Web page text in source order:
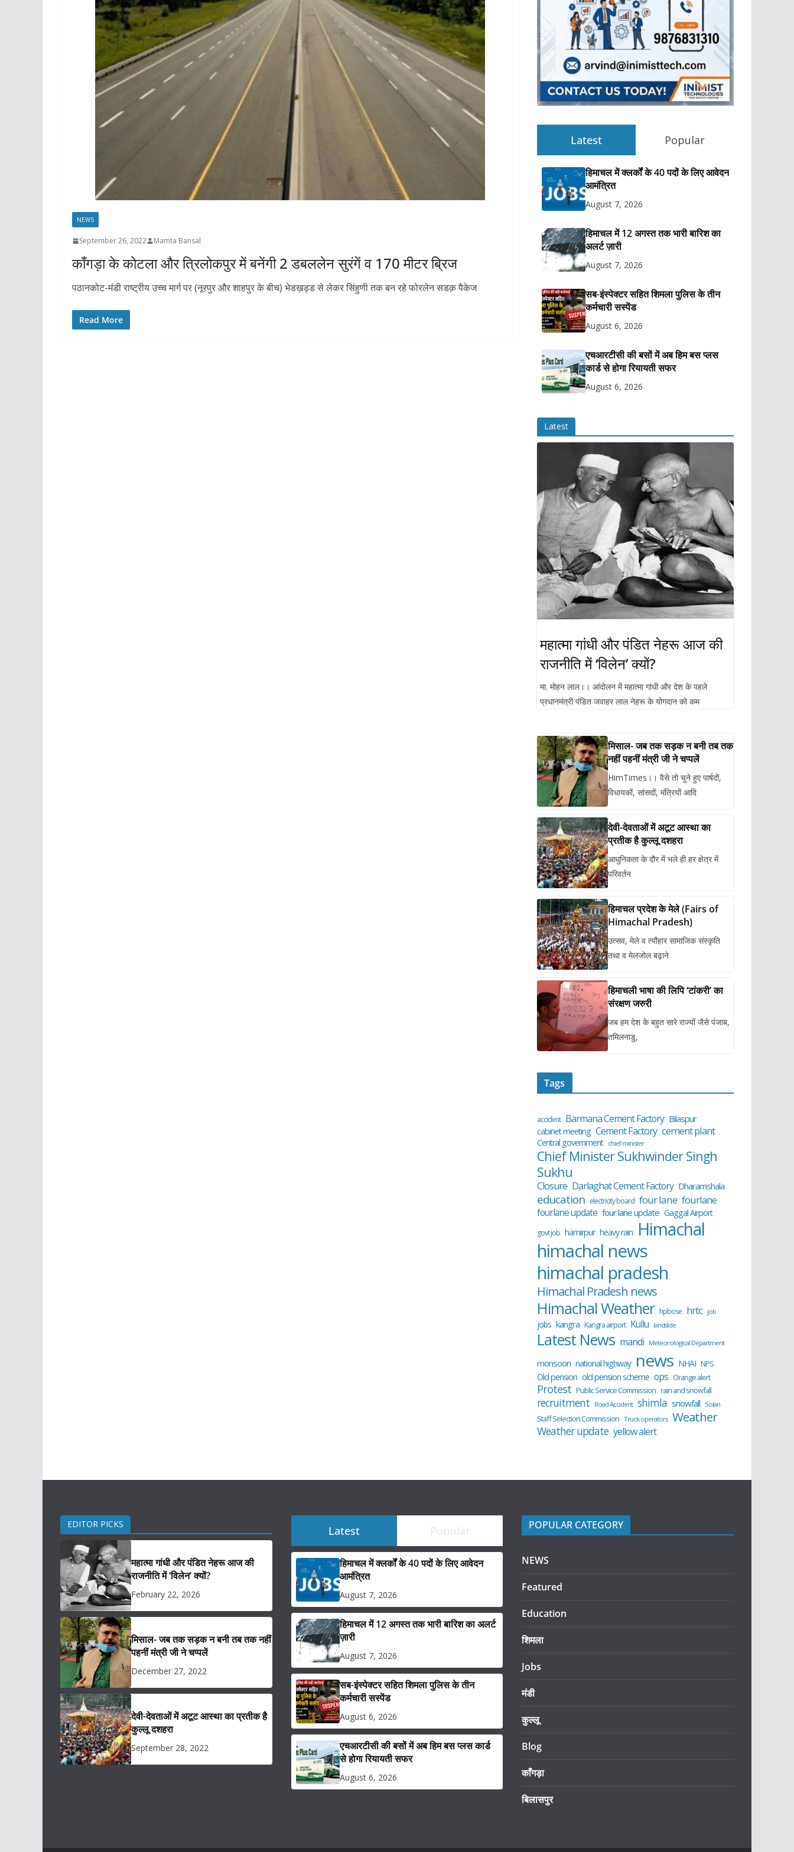
NEWS
September 26, 2022 Mamta Bansal
काँगड़ा के कोटला और त्रिलोकपुर में बनेंगी 2 डबललेन सुरंगें व 170 मीटर ब्रिज
पठानकोट-मंडी राष्ट्रीय उच्च मार्ग पर (नूरपुर और शाहपुर के बीच) भेडख़ड्ड से लेकर सिंहुणी तक बन रहे फोरलेन सडक़ पैकेज
Read More
Latest Popular
हिमाचल में क्लर्कों के 40 पदों के लिए आवेदन
आमंत्रित
August 7, 2026
हिमाचल में 12 अगस्त तक भारी बारिश का
अलर्ट ज़ारी
August 7, 2026
सब-इंस्पेक्टर सहित शिमला पुलिस के तीन
कर्मचारी सस्पेंड
August 6, 2026
एचआरटीसी की बसों में अब हिम बस प्लस
कार्ड से होगा रियायती सफर
August 6, 2026
Latest
महात्मा गांधी और पंडित नेहरू आज की
राजनीति में ‘विलेन’ क्यों?
मा. मोहन लाल।। आंदोलन में महात्मा गांधी और देश के पहले
प्रधानमंत्री पंडित जवाहर लाल नेहरू के योगदान को कम
मिसाल- जब तक सड़क न बनी तब तक
नहीं पहनीं मंत्री जी ने चप्पलें
HimTimes।। वैसे तो चुने हुए पार्षदों,
विधायकों, सांसदों, मंत्रियों आदि
देवी-देवताओं में अटूट आस्था का
प्रतीक है कुल्लू दशहरा
आधुनिकता के दौर में भले ही हर क्षेत्र में
परिवर्तन
हिमाचल प्रदेश के मेले (Fairs of
Himachal Pradesh)
उत्सव, मेले व त्यौहार सामाजिक संस्कृति
तथा व मेलजोल बढ़ाने
हिमाचली भाषा की लिपि ‘टांकरी’ का
संरक्षण जरुरी
जब हम देश के बहुत सारे राज्यों जैसे पंजाब,
तमिलनाडु,
Tags
accident Barmana Cement Factory Bilaspur
cabinet meeting Cement Factory cement plant
Central government chief minister
Chief Minister Sukhwinder Singh
Sukhu
Closure Darlaghat Cement Factory Dharamshala
education electricity board four lane fourlane
fourlane update four lane update Gaggal Airport
govt job hamirpur heavy rain Himachal
himachal news
himachal pradesh
Himachal Pradesh news
Himachal Weather hpbose hrtc job
jobs kangra Kangra airport Kullu landslide
Latest News mandi Meteorological Department
monsoon national highway news NHAI NPS
Old pension old pension scheme ops Orange alert
Protest Public Service Commission rain and snowfall
recruitment Road Accident shimla snowfall Solan
Staff Selection Commission Truck operators Weather
Weather update yellow alert
EDITOR PICKS
महात्मा गांधी और पंडित नेहरू आज की
राजनीति में ‘विलेन’ क्यों?
February 22, 2026
मिसाल- जब तक सड़क न बनी तब तक नहीं
पहनीं मंत्री जी ने चप्पलें
December 27, 2022
देवी-देवताओं में अटूट आस्था का प्रतीक है
कुल्लू दशहरा
September 28, 2022
Latest Popular
हिमाचल में क्लर्कों के 40 पदों के लिए आवेदन
आमंत्रित
August 7, 2026
हिमाचल में 12 अगस्त तक भारी बारिश का अलर्ट
ज़ारी
August 7, 2026
सब-इंस्पेक्टर सहित शिमला पुलिस के तीन
कर्मचारी सस्पेंड
August 6, 2026
एचआरटीसी की बसों में अब हिम बस प्लस कार्ड
से होगा रियायती सफर
August 6, 2026
POPULAR CATEGORY
NEWS
Featured
Education
शिमला
Jobs
मंडी
कुल्लू
Blog
काँगड़ा
बिलासपुर